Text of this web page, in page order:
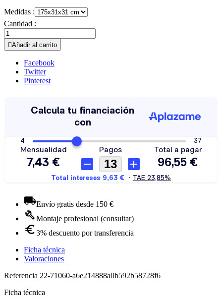
Medidas :
Cantidad :
Añadir al carrito
Facebook
Twitter
Pinterest
Envío gratis desde 150 €
Montaje profesional (consultar)
3% descuento por transferencia
Ficha técnica
Valoraciones
Referencia 22-71060-a6e214888a0b592b58728f6
Ficha técnica